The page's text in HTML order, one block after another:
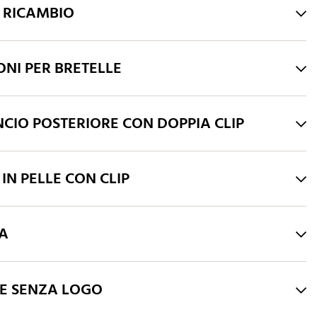
PER BRETELLE
POSTERIORE CON DOPPIA CLIP
PELLE CON CLIP
SENZA LOGO